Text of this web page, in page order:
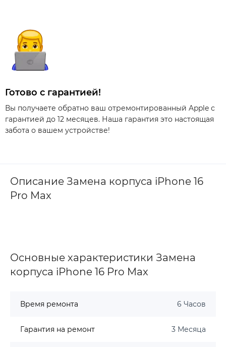
Готово с гарантией!
Вы получаете обратно ваш отремонтированный Apple с
гарантией до 12 месяцев. Наша гарантия это настоящая
забота о вашем устройстве!
Описание Замена корпуса iPhone 16
Pro Max
Основные характеристики Замена
корпуса iPhone 16 Pro Max
Время ремонта 6 Часов
Гарантия на ремонт 3 Месяца